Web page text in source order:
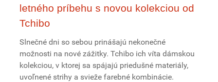
letného príbehu s novou kolekciou od
Tchibo
Slnečné dni so sebou prinášajú nekonečné
možnosti na nové zážitky. Tchibo ich víta dámskou
kolekciou, v ktorej sa spájajú priedušné materiály,
uvoľnené strihy a svieže farebné kombinácie.